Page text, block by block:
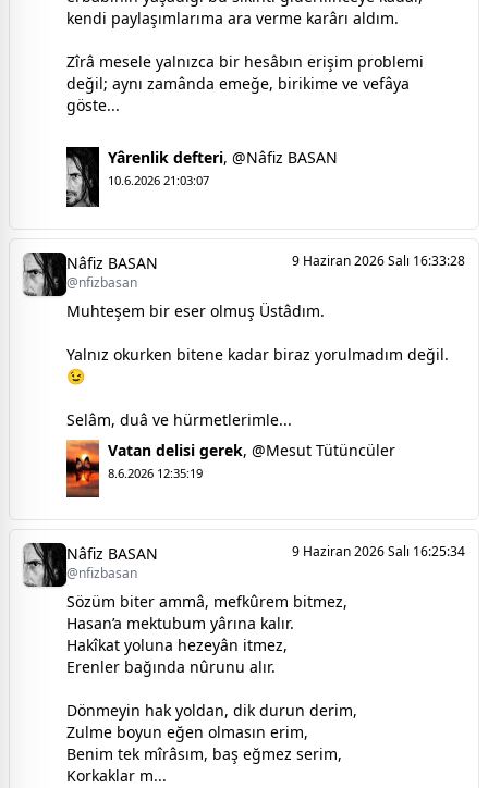
kendi paylaşımlarıma ara verme karârı aldım.
Zîrâ mesele yalnızca bir hesâbın erişim problemi
değil; aynı zamânda emeğe, birikime ve vefâya
göste...
Yârenlik defteri, @Nâfiz BASAN
10.6.2026 21:03:07
Nâfiz BASAN
@nfizbasan
9 Haziran 2026 Salı 16:33:28
Muhteşem bir eser olmuş Üstâdım.
Yalnız okurken bitene kadar biraz yorulmadım değil.
😉
Selâm, duâ ve hürmetlerimle...
Vatan delisi gerek, @Mesut Tütüncüler
8.6.2026 12:35:19
Nâfiz BASAN
@nfizbasan
9 Haziran 2026 Salı 16:25:34
Sözüm biter ammâ, mefkûrem bitmez,
Hasan’a mektubum yârına kalır.
Hakîkat yoluna hezeyân itmez,
Erenler bağında nûrunu alır.
Dönmeyin hak yoldan, dik durun derim,
Zulme boyun eğen olmasın erim,
Benim tek mîrâsım, baş eğmez serim,
Korkaklar m...